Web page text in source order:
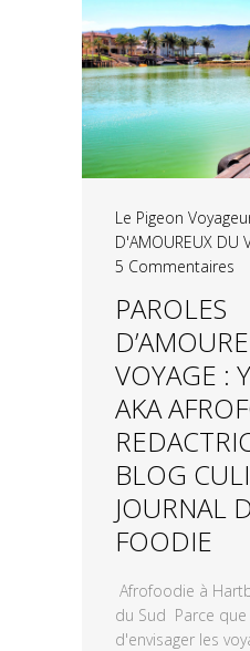
Le Pigeon
D'AMOUREUX DU
5 Commentaires
PAROLES
VOYAGE :
AKA
BLOG
JOURNAL
FOODIE
Afrofoodie à
du Sud Parce
d'envisager les